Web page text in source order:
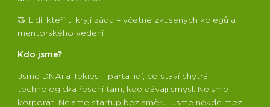
🤝 Lidi, kteří ti kryjí záda – včetně zkušených kolegů a
mentorského vedení
Kdo jsme?
Jsme DNAi a Tekies – parta lidí, co staví chytrá
technologická řešení tam, kde dávají smysl. Nejsme
korporát. Nejsme startup bez směru. Jsme někde mezi –